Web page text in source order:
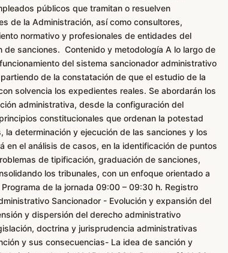
públicos que tramitan o resuelven
de la Administración, así como consultores,
normativo y profesionales de entidades del
sanciones. Contenido y metodología A lo largo de
del sistema sancionador administrativo
de la constatación de que el estudio de la
solvencia los expedientes reales. Se abordarán los
administrativa, desde la configuración del
constitucionales que ordenan la potestad
determinación y ejecución de las sanciones y los
en el análisis de casos, en la identificación de puntos
de tipificación, graduación de sanciones,
los tribunales, con un enfoque orientado a
de la jornada 09:00 – 09:30 h. Registro
Sancionador - Evolución y expansión del
y dispersión del derecho administrativo
doctrina y jurisprudencia administrativas
y sus consecuencias- La idea de sanción y